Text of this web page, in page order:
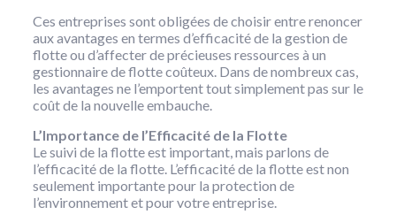
Ces entreprises sont obligées de choisir entre renoncer
aux avantages en termes d’efficacité de la gestion de
flotte ou d’affecter de précieuses ressources à un
gestionnaire de flotte coûteux. Dans de nombreux cas,
les avantages ne l’emportent tout simplement pas sur le
coût de la nouvelle embauche.
L’Importance de l’Efficacité de la Flotte
Le suivi de la flotte est important, mais parlons de
l’efficacité de la flotte. L’efficacité de la flotte est non
seulement importante pour la protection de
l’environnement et pour votre entreprise.